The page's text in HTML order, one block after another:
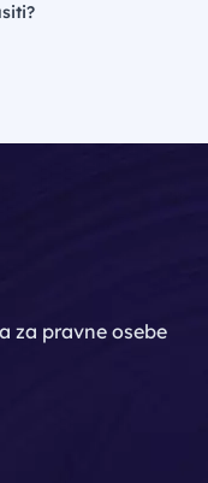
za pravne osebe